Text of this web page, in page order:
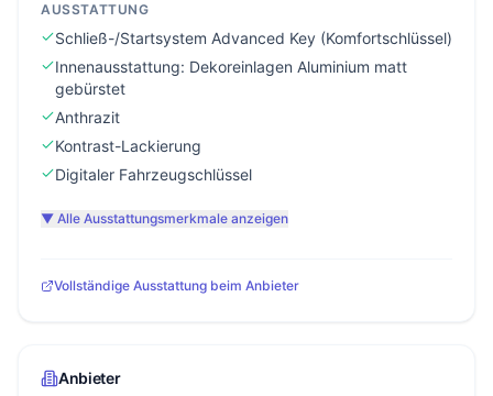
AUSSTATTUNG
Schließ-/Startsystem Advanced Key (Komfortschlüssel)
Innenausstattung: Dekoreinlagen Aluminium matt
gebürstet
Anthrazit
Kontrast-Lackierung
Digitaler Fahrzeugschlüssel
▼ Alle Ausstattungsmerkmale anzeigen
Vollständige Ausstattung beim Anbieter
Anbieter